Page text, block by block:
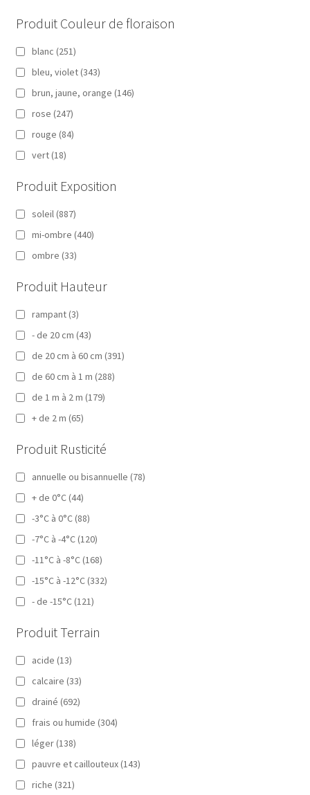
Produit Couleur de floraison
blanc (251)
bleu, violet (343)
brun, jaune, orange (146)
rose (247)
rouge (84)
vert (18)
Produit Exposition
soleil (887)
mi-ombre (440)
ombre (33)
Produit Hauteur
rampant (3)
- de 20 cm (43)
de 20 cm à 60 cm (391)
de 60 cm à 1 m (288)
de 1 m à 2 m (179)
+ de 2 m (65)
Produit Rusticité
annuelle ou bisannuelle (78)
+ de 0°C (44)
-3°C à 0°C (88)
-7°C à -4°C (120)
-11°C à -8°C (168)
-15°C à -12°C (332)
- de -15°C (121)
Produit Terrain
acide (13)
calcaire (33)
drainé (692)
frais ou humide (304)
léger (138)
pauvre et caillouteux (143)
riche (321)